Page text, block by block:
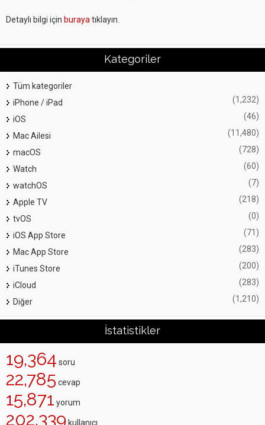
Detaylı bilgi için buraya tıklayın.
Kategoriler
Tüm kategoriler
iPhone / iPad
(1,232)
iOS (46)
Mac Ailesi (11,480)
macOS (728)
Watch (60)
watchOS (7)
Apple TV (218)
tvOS (0)
iOS App Store (71)
Mac App Store (283)
iTunes Store (200)
iCloud (283)
Diğer (1,210)
İstatistikler
19,364 soru
22,785 cevap
15,871 yorum
202,339 kullanıcı